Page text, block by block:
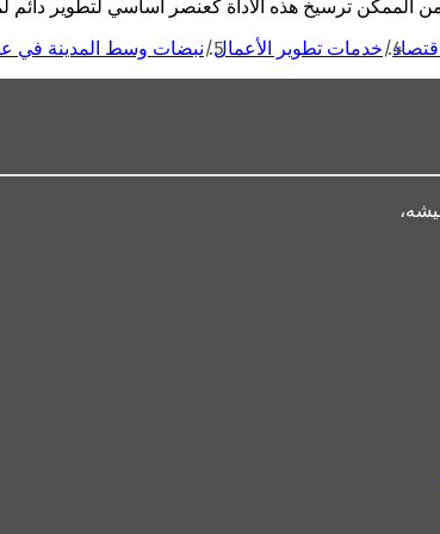
الممكن ترسيخ هذه الأداة كعنصر أساسي لتطوير دائم
خدمات تطوير الأعمال نبضات وسط المدينة في